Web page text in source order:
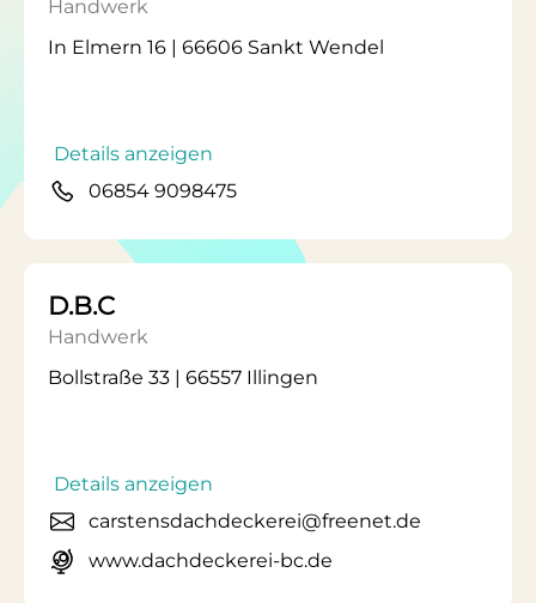
Handwerk
In Elmern 16 | 66606 Sankt Wendel
Details anzeigen
06854 9098475
D.B.C
Handwerk
Bollstraße 33 | 66557 Illingen
Details anzeigen
carstensdachdeckerei@freenet.de
www.dachdeckerei-bc.de